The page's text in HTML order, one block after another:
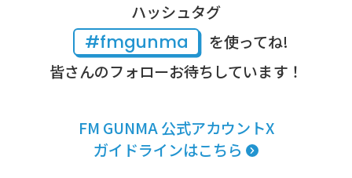
ハッシュタグ
#fmgunma
を使ってね!
皆さんのフォローお待ちしています！
FM GUNMA 公式アカウントX
ガイドラインはこちら